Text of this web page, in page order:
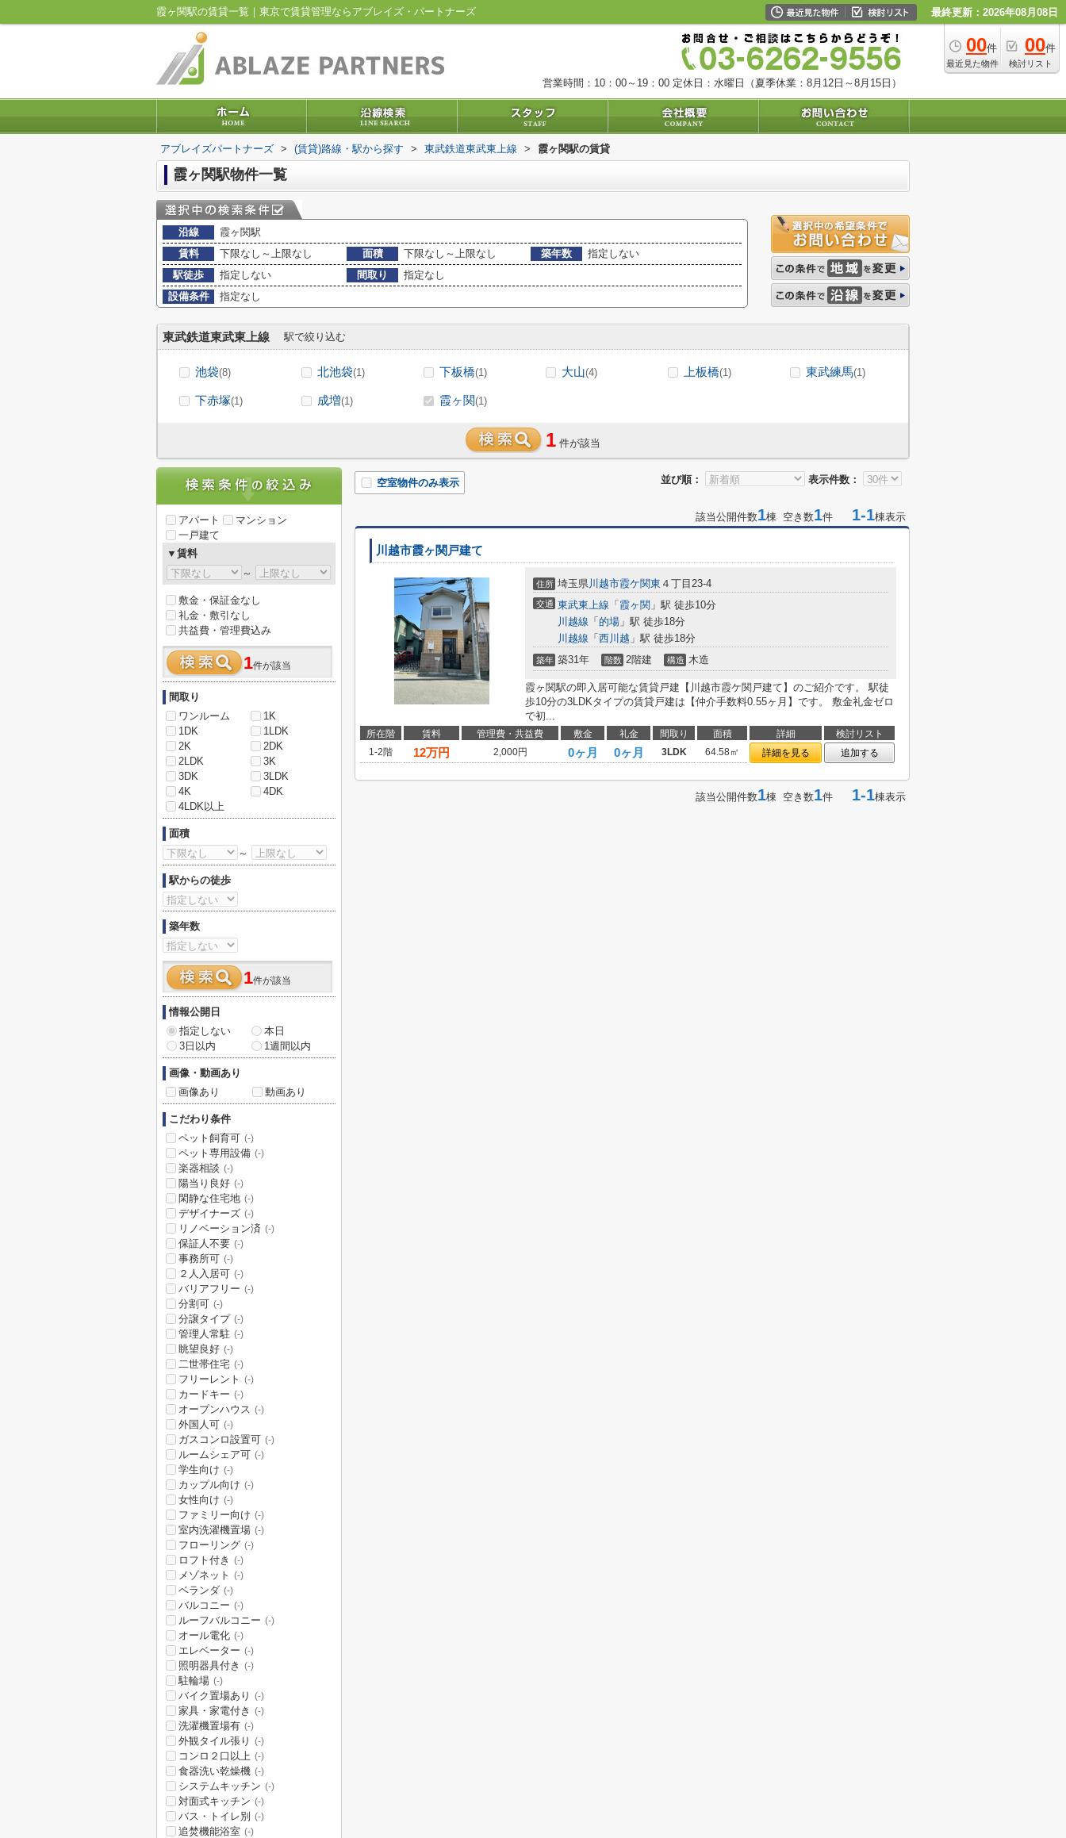
霞ヶ関駅の賃貸一覧｜東京で賃貸管理ならアブレイズ・パートナーズ 最終更新：2026年08月08日
00件
最近見た物件
00件
検討リスト
営業時間：10：00～19：00 定休日：水曜日（夏季休業：8月12日～8月15日）
アブレイズパートナーズ > (賃貸)路線・駅から探す > 東武鉄道東武東上線 > 霞ヶ関駅の賃貸
霞ヶ関駅物件一覧
沿線
霞ヶ関駅
賃料
下限なし～上限なし 面積 下限なし～上限なし 築年数
指定しない
駅徒歩
指定しない 間取り
指定なし
設備条件
指定なし
東武鉄道東武東上線 駅で絞り込む
池袋(8) 北池袋(1) 下板橋(1) 大山(4) 上板橋(1) 東武練馬(1)
下赤塚(1) 成増(1) 霞ヶ関(1)
1 件が該当
並び順： 表示件数：
空室物件のみ表示
該当公開件数1棟 空き数1件 1-1棟表示
川越市霞ヶ関戸建て
住所 埼玉県川越市霞ケ関東 ４丁目23-4
交通 東武東上線 「 霞ヶ関 」駅 徒歩10分
川越線 「 的場 」駅 徒歩18分
川越線 「 西川越 」駅 徒歩18分
築年 築31年 階数 2階建 構造 木造
霞ヶ関駅の即入居可能な賃貸戸建【川越市霞ケ関戸建て】のご紹介です。 駅徒
歩10分の3LDKタイプの賃貸戸建は【仲介手数料0.55ヶ月】です。 敷金礼金ゼロ
で初...
所在階 賃料 管理費・共益費 敷金 礼金 間取り 面積 詳細
検討リスト
1-2階
12万円 2,000円 0ヶ月 0ヶ月 3LDK 64.58㎡ 詳細を見る 追加する
該当公開件数1棟 空き数1件 1-1棟表示
アパート
マンション
一戸建て
▼賃料
～
敷金・保証金なし
礼金・敷引なし
共益費・管理費込み
1件が該当
間取り
ワンルーム
1K
1DK
1LDK
2K
2DK
2LDK
3K
3DK
3LDK
4K
4DK
4LDK以上
面積
～
駅からの徒歩
築年数
1件が該当
情報公開日
指定しない
本日
3日以内
1週間以内
画像・動画あり
画像あり
動画あり
こだわり条件
ペット飼育可 (-)
ペット専用設備 (-)
楽器相談 (-)
陽当り良好 (-)
閑静な住宅地 (-)
デザイナーズ (-)
リノベーション済 (-)
保証人不要 (-)
事務所可 (-)
２人入居可 (-)
バリアフリー (-)
分割可 (-)
分譲タイプ (-)
管理人常駐 (-)
眺望良好 (-)
二世帯住宅 (-)
フリーレント (-)
カードキー (-)
オープンハウス (-)
外国人可 (-)
ガスコンロ設置可 (-)
ルームシェア可 (-)
学生向け (-)
カップル向け (-)
女性向け (-)
ファミリー向け (-)
室内洗濯機置場 (-)
フローリング (-)
ロフト付き (-)
メゾネット (-)
ベランダ (-)
バルコニー (-)
ルーフバルコニー (-)
オール電化 (-)
エレベーター (-)
照明器具付き (-)
駐輪場 (-)
バイク置場あり (-)
家具・家電付き (-)
洗濯機置場有 (-)
外観タイル張り (-)
コンロ２口以上 (-)
食器洗い乾燥機 (-)
システムキッチン (-)
対面式キッチン (-)
バス・トイレ別 (-)
追焚機能浴室 (-)